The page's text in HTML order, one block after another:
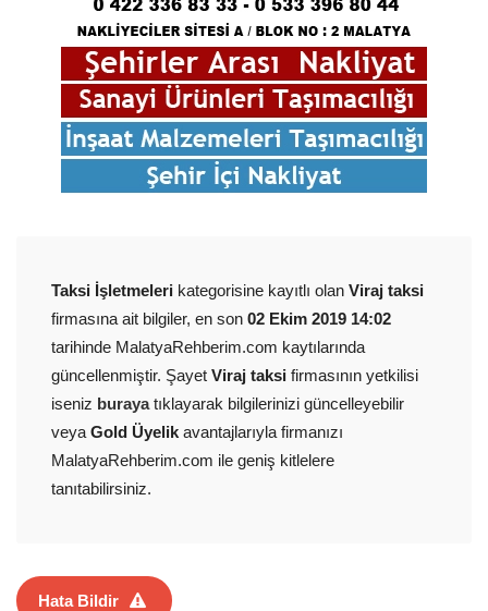
Taksi İşletmeleri kategorisine kayıtlı olan Viraj taksi
firmasına ait bilgiler, en son 02 Ekim 2019 14:02
tarihinde MalatyaRehberim.com kaytılarında
güncellenmiştir. Şayet Viraj taksi firmasının yetkilisi
iseniz burayatıklayarak bilgilerinizi güncelleyebilir
veya Gold Üyelik avantajlarıyla firmanızı
MalatyaRehberim.com ile geniş kitlelere
tanıtabilirsiniz.
Hata Bildir